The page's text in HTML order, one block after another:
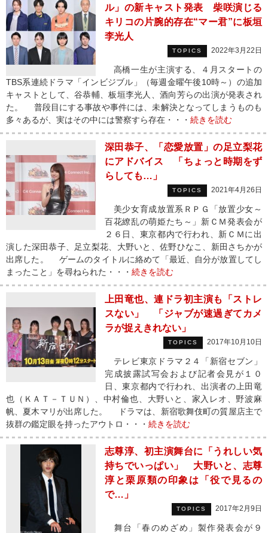
ル」の新キャスト発表 柴咲演じる
キリコの片腕的存在“マー君”に板垣
李光人
TOPICS 2022年3月22日
高橋一生が主演する、４月スタートの
TBS系連続ドラマ「インビジブル」（毎週金曜午後10時～）の追加
キャストとして、谷恭輔、板垣李光人、酒向芳らの出演が発表され
た。 普段目にする事故や事件には、未解決となってしまうものも
多々あるが、実はその中には警察すら存在・・・ 続きを読む
深田恭子、「恋愛放置」の足立梨花
にアドバイス 「ちょっと時期をず
らしても…」
TOPICS 2021年4月26日
美少女育成放置系ＲＰＧ「放置少女～
百花繚乱の萌姫たち～」新ＣＭ発表会が
２６日、東京都内で行われ、新ＣＭに出
演した深田恭子、足立梨花、大野いと、佐野ひなこ、新田さちかが
出席した。 ゲームのタイトルに絡めて「最近、自分が放置してし
まったこと」を尋ねられた・・・ 続きを読む
上田竜也、連ドラ初主演も「ストレ
スない」 「ジャブが速過ぎてカメ
ラが捉えきれない」
TOPICS 2017年10月10日
テレビ東京ドラマ２４「新宿セブン」
完成披露試写会および記者会見が１０
日、東京都内で行われ、出演者の上田竜
也（ＫＡＴ－ＴＵＮ）、中村倫也、大野いと、家入レオ、野波麻
帆、夏木マリが出席した。 ドラマは、新宿歌舞伎町の質屋店主で
抜群の鑑定眼を持ったアウトロ・・・ 続きを読む
志尊淳、初主演舞台に「うれしい気
持ちでいっぱい」 大野いと、志尊
淳と栗原類の印象は「役で見るの
で…」
TOPICS 2017年2月9日
舞台「春のめざめ」製作発表会が９